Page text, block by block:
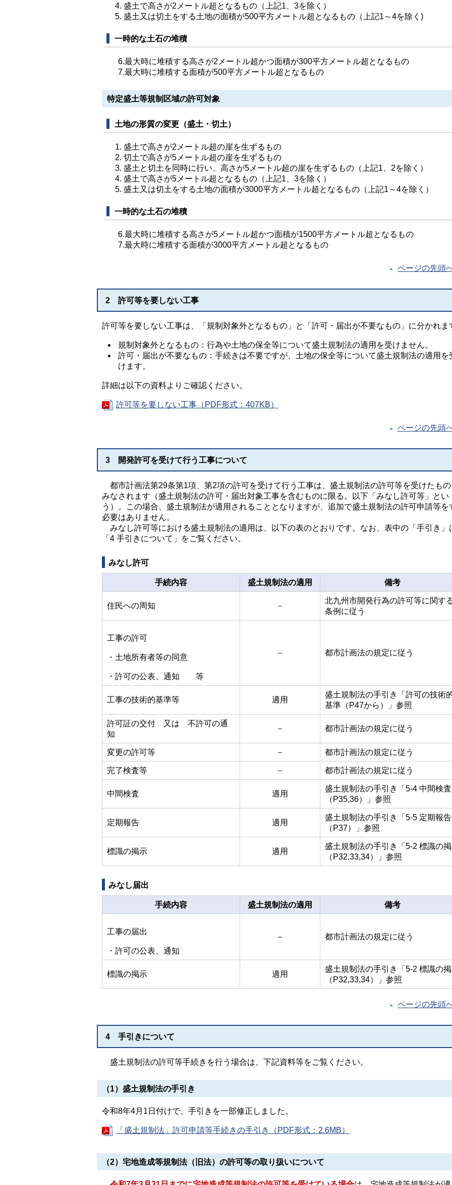
盛土で高さが2メートル超となるもの（上記1、3を除く）
盛土又は切土をする土地の面積が500平方メートル超となるもの（上記1～4を除く)
一時的な土石の堆積
6.最大時に堆積する高さが2メートル超かつ面積が300平方メートル超となるもの
7.最大時に堆積する面積が500平方メートル超となるもの
特定盛土等規制区域の許可対象
土地の形質の変更（盛土・切土）
盛土で高さが2メートル超の崖を生ずるもの
切土で高さが5メートル超の崖を生ずるもの
盛土と切土を同時に行い、高さが5メートル超の崖を生ずるもの（上記1、2を除く）
盛土で高さが5メートル超となるもの（上記1、3を除く）
盛土又は切土をする土地の面積が3000平方メートル超となるもの（上記1～4を除く）
一時的な土石の堆積
6.最大時に堆積する高さが5メートル超かつ面積が1500平方メートル超となるもの
7.最大時に堆積する面積が3000平方メートル超となるもの
ページの先頭
2 許可等を要しない工事
許可等を要しない工事は、「規制対象外となるもの」と「許可・届出が不要なもの」に分かれま
規制対象外となるもの：行為や土地の保全等について盛土規制法の適用を受けません。
許可・届出が不要なもの：手続きは不要ですが、土地の保全等について盛土規制法の適用を
けます。
詳細は以下の資料よりご確認ください。
許可等を要しない工事（PDF形式：407KB）
ページの先頭
3 開発許可を受けて行う工事について
都市計画法第29条第1項、第2項の許可を受けて行う工事は、盛土規制法の許可等を受けたも
みなされます（盛土規制法の許可・届出対象工事を含むものに限る。以下「みなし許可等」とい
う）。この場合、盛土規制法が適用されることとなりますが、追加で盛土規制法の許可申請等を
必要はありません。
みなし許可等における盛土規制法の適用は、以下の表のとおりです。なお、表中の「手引き」
「4 手引きについて」をご覧ください。
みなし許可
手続内容 盛土規制法の適用 備考
住民への周知 －
北九州市開発行為の許可等に関す
条例に従う
工事の許可
・土地所有者等の同意
・許可の公表、通知 等
－ 都市計画法の規定に従う
工事の技術的基準等 適用
盛土規制法の手引き「許可の技術
基準（P47から）」参照
許可証の交付 又は 不許可の通
知
－ 都市計画法の規定に従う
変更の許可等 － 都市計画法の規定に従う
完了検査等 － 都市計画法の規定に従う
中間検査 適用
盛土規制法の手引き「5‐4 中間検査
（P35,36）」参照
定期報告 適用
盛土規制法の手引き「5‐5 定期報告
（P37）」参照
標識の掲示 適用
盛土規制法の手引き「5‐2 標識の
（P32,33,34）」参照
みなし届出
手続内容 盛土規制法の適用 備考
工事の届出
・許可の公表、通知
－ 都市計画法の規定に従う
標識の掲示 適用
盛土規制法の手引き「5‐2 標識の
（P32,33,34）」参照
ページの先頭
4 手引きについて
盛土規制法の許可等手続きを行う場合は、下記資料等をご覧ください。
（1）盛土規制法の手引き
令和8年4月1日付けで、手引きを一部修正しました。
「盛土規制法」許可申請等手続きの手引き（PDF形式：2.6MB）
（2）宅地造成等規制法（旧法）の許可等の取り扱いについて